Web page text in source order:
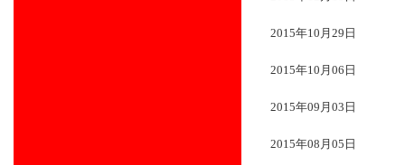
2015年10月29日
2015年10月06日
2015年09月03日
2015年08月05日